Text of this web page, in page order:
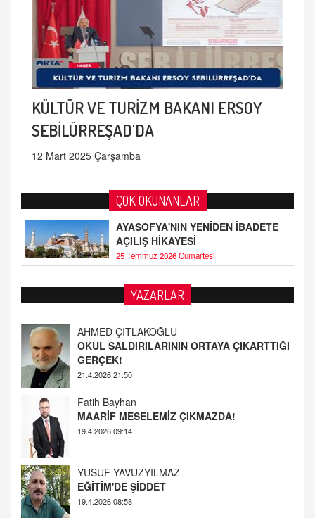
KÜLTÜR VE TURİZM BAKANI ERSOY
SEBİLÜRREŞAD'DA
12 Mart 2025 Çarşamba
ÇOK OKUNANLAR
AYASOFYA'NIN YENİDEN İBADETE
AÇILIŞ HİKAYESİ
25 Temmuz 2026 Cumartesi
YAZARLAR
AHMED ÇITLAKOĞLU
OKUL SALDIRILARININ ORTAYA ÇIKARTTIĞI
21.4.2026 21:50
Fatih Bayhan
MAARİF MESELEMİZ ÇIKMAZDA!
YUSUF YAVUZYILMAZ